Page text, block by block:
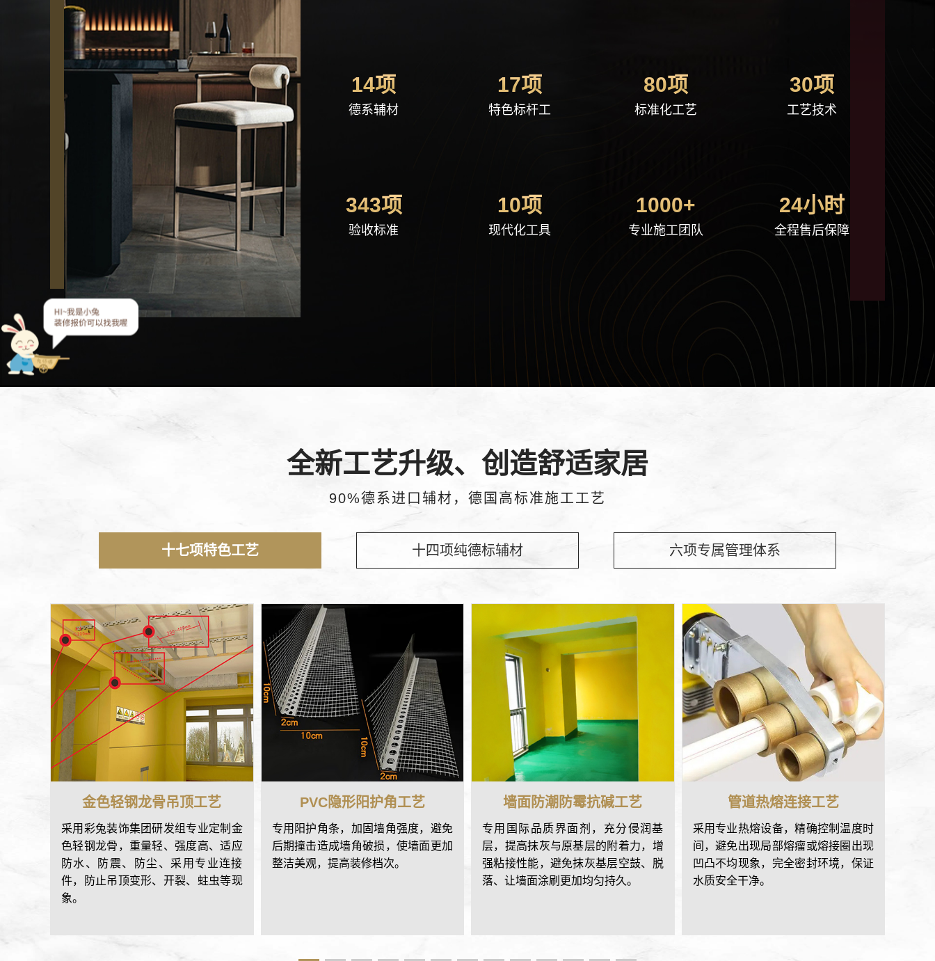
14项
德系辅材
17项
特色标杆工
80项
标准化工艺
30项
工艺技术
343项
验收标准
10项
现代化工具
1000+
专业施工团队
24小时
全程售后保障
全新工艺升级、创造舒适家居
90%德系进口辅材，德国高标准施工工艺
十七项特色工艺 十四项纯德标辅材 六项专属管理体系
金色轻钢龙骨吊顶工艺
采用彩兔装饰集团研发组专业定制金
色轻钢龙骨，重量轻、强度高、适应
防水、防震、防尘、采用专业连接
件，防止吊顶变形、开裂、蛀虫等现
象。
PVC隐形阳护角工艺
专用阳护角条，加固墙角强度，避免
后期撞击造成墙角破损，使墙面更加
整洁美观，提高装修档次。
墙面防潮防霉抗碱工艺
专用国际品质界面剂，充分侵润基
层，提高抹灰与原基层的附着力，增
强粘接性能，避免抹灰基层空鼓、脱
落、让墙面涂刷更加均匀持久。
管道热熔连接工艺
采用专业热熔设备，精确控制温度时
间，避免出现局部熔瘤或熔接圈出现
凹凸不均现象，完全密封环境，保证
水质安全干净。
我需要